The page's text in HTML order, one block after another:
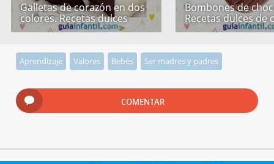
Galletas de corazón en dos
colores. Recetas dulces
Bombones de
Recetas dulces de
Aprendizaje Valores Bebés Ser madres y padres
COMENTAR